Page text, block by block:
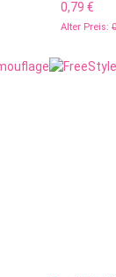
0,79 €
Alter Preis: